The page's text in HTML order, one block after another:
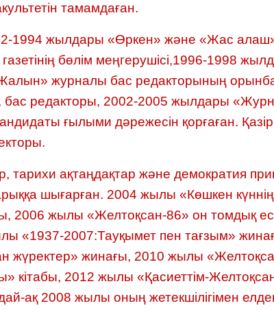
тамамдаған.
1994 жылдары «Өркен» және «Жас алаш»
газетінің бөлім меңгерушісі,1996-1998
журналы бас редакторының
редакторы, 2002-2005 жылдары
ғылыми дәрежесін қорғаған.
тарихи ақтаңдақтар және демократия
шығарған. 2004 жылы «Көшкен
2006 жылы «Желтоқсан-86» он томдық
«1937-2007:Тауқымет пен тағзым»
жүректер» жинағы, 2010 жылы
кітабы, 2012 жылы «Қасиеттім-
ақ 2008 жылы оның жетекшілігімен